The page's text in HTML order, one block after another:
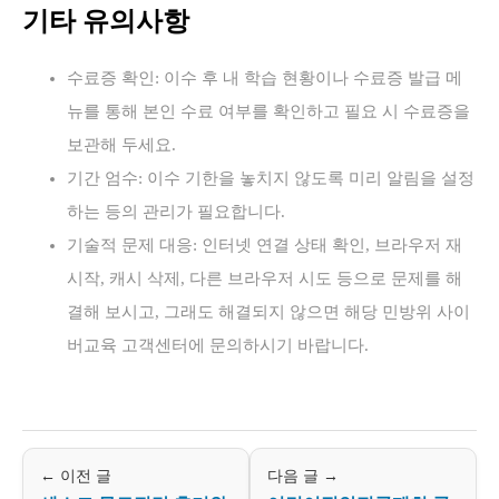
기타 유의사항
수료증 확인: 이수 후 내 학습 현황이나 수료증 발급 메
뉴를 통해 본인 수료 여부를 확인하고 필요 시 수료증을
보관해 두세요.
기간 엄수: 이수 기한을 놓치지 않도록 미리 알림을 설정
하는 등의 관리가 필요합니다.
기술적 문제 대응: 인터넷 연결 상태 확인, 브라우저 재
시작, 캐시 삭제, 다른 브라우저 시도 등으로 문제를 해
결해 보시고, 그래도 해결되지 않으면 해당 민방위 사이
버교육 고객센터에 문의하시기 바랍니다.
← 이전 글 다음 글 →